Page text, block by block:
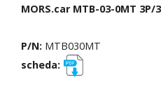
MORS.car MTB-03-0MT 3P/
P/N: MTB030MT
scheda: